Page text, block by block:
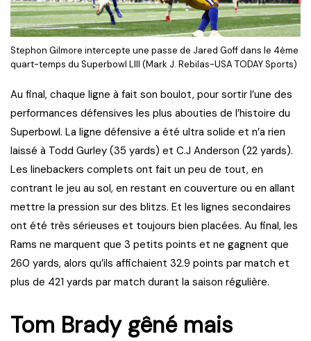
Stephon Gilmore intercepte une passe de Jared Goff dans le 4ème
quart-temps du Superbowl LIII (Mark J. Rebilas-USA TODAY Sports)
Au final, chaque ligne à fait son boulot, pour sortir l’une des
performances défensives les plus abouties de l’histoire du
Superbowl. La ligne défensive a été ultra solide et n’a rien
laissé à Todd Gurley (35 yards) et C.J Anderson (22 yards).
Les linebackers complets ont fait un peu de tout, en
contrant le jeu au sol, en restant en couverture ou en allant
mettre la pression sur des blitzs. Et les lignes secondaires
ont été très sérieuses et toujours bien placées. Au final, les
Rams ne marquent que 3 petits points et ne gagnent que
260 yards, alors qu’ils affichaient 32.9 points par match et
plus de 421 yards par match durant la saison régulière.
Tom Brady gêné mais